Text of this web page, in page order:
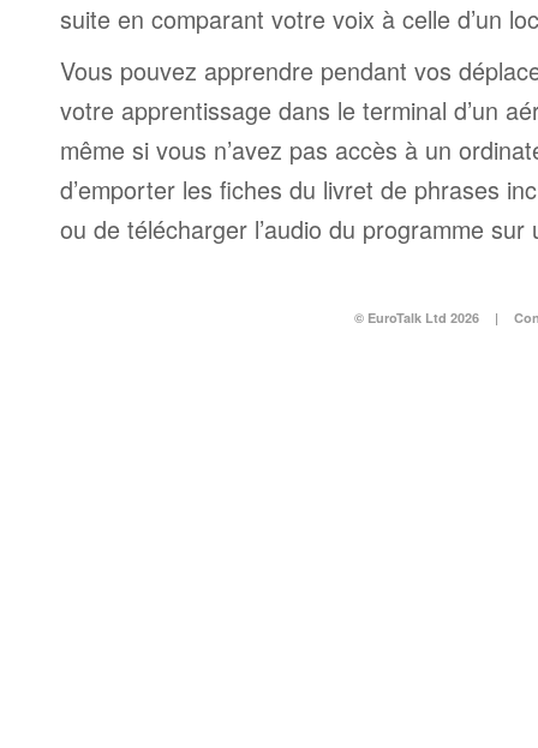
suite en comparant votre voix à celle d’un
Vous pouvez apprendre pendant vos
votre apprentissage dans le terminal d’un
même si vous n’avez pas accès à un
d’emporter les fiches du livret de phrases
ou de télécharger l’audio du programme sur
© EuroTalk Ltd 2026 |